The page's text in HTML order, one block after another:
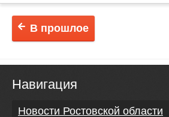
В прошлое
Навигация
Новости Ростовской области